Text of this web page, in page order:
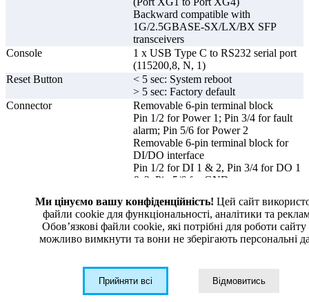
Backward compatible with
1G/2.5GBASE-SX/LX/BX SFP
transceivers
Console
1 x USB Type C to RS232 serial port
(115200,8, N, 1)
Reset Button
< 5 sec: System reboot
> 5 sec: Factory default
Connector
Removable 6-pin terminal block
Pin 1/2 for Power 1; Pin 3/4 for fault
alarm; Pin 5/6 for Power 2
Removable 6-pin terminal block for
DI/DO interface
Pin 1/2 for DI 1 & 2, Pin 3/4 for DO 1
& 2, Pin 5/6 for GND
Alarm relay current carry ability: 1A
@ 24V AC
2 digital input (DI)
Level 0: -24V~2.1V (±0.1V)
Input load to 24V DC, 10mA max.
2 digital output (DO)
Ми цінуємо вашу конфіденційність! Цей сайт
файли cookie для функціональності, аналітики та
Обовʼязкові файли cookie, які потрібні для роботи сайту
можливо вимкнути та вони не зберігають персональні
Прийняти всі Відмовитись